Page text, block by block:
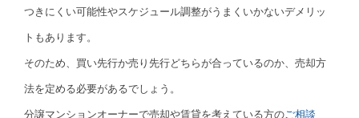
つきにくい可能性やスケジュール調整がうまくいかないデメリッ
トもあります。
そのため、買い先行か売り先行どちらが合っているのか、売却方
法を定める必要があるでしょう。
分譲マンションオーナーで売却や賃貸を考えている方のご相談